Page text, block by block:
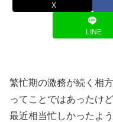
X
LINE
繁忙期の激務が続く相
ってことではあったけ
最近相当忙しかったよ